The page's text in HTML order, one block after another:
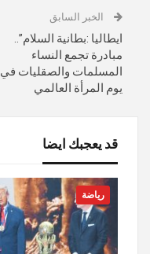
الخبر السابق
ايطاليا :بطانية السلام”..
مبادرة تجمع النساء
المسلمات والصقليات في
يوم المرأة العالمي
قد يعجبك ايضا
رياضة